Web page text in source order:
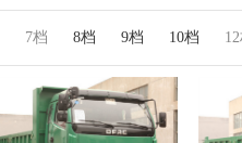
7档 8档 9档 10档